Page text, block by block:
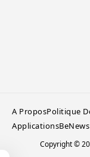
A ProposPolitique
Applications
Copyright ©